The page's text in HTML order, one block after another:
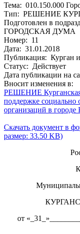
Тема: 010.150.000
Тип: РЕШЕНИЕ
Подготовлен в
ГОРОДСКАЯ ДУМА
Номер: 11
Дата: 31.01.2018
Публикация: Курган
Статус: Действует
Дата публикации на
Вносит изменения в:
РЕШЕНИЕ Курганская
поддержке социально
организаций в городе
Скачать документ в
размер: 33.50 KB)
от